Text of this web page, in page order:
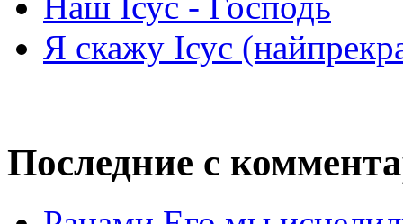
Я скажу Ісус
Последние с